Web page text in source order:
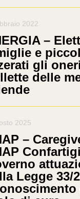
2022
–
e
gli
delle
2025
–
Legge 33/